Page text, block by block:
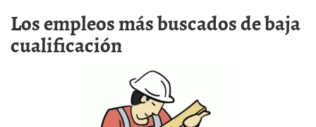
Los empleos más buscados de baja
cualificación